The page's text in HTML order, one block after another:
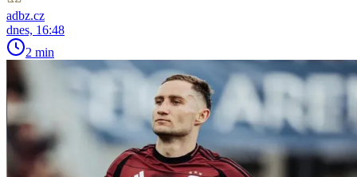
adbz.cz
dnes, 16:48
2 min